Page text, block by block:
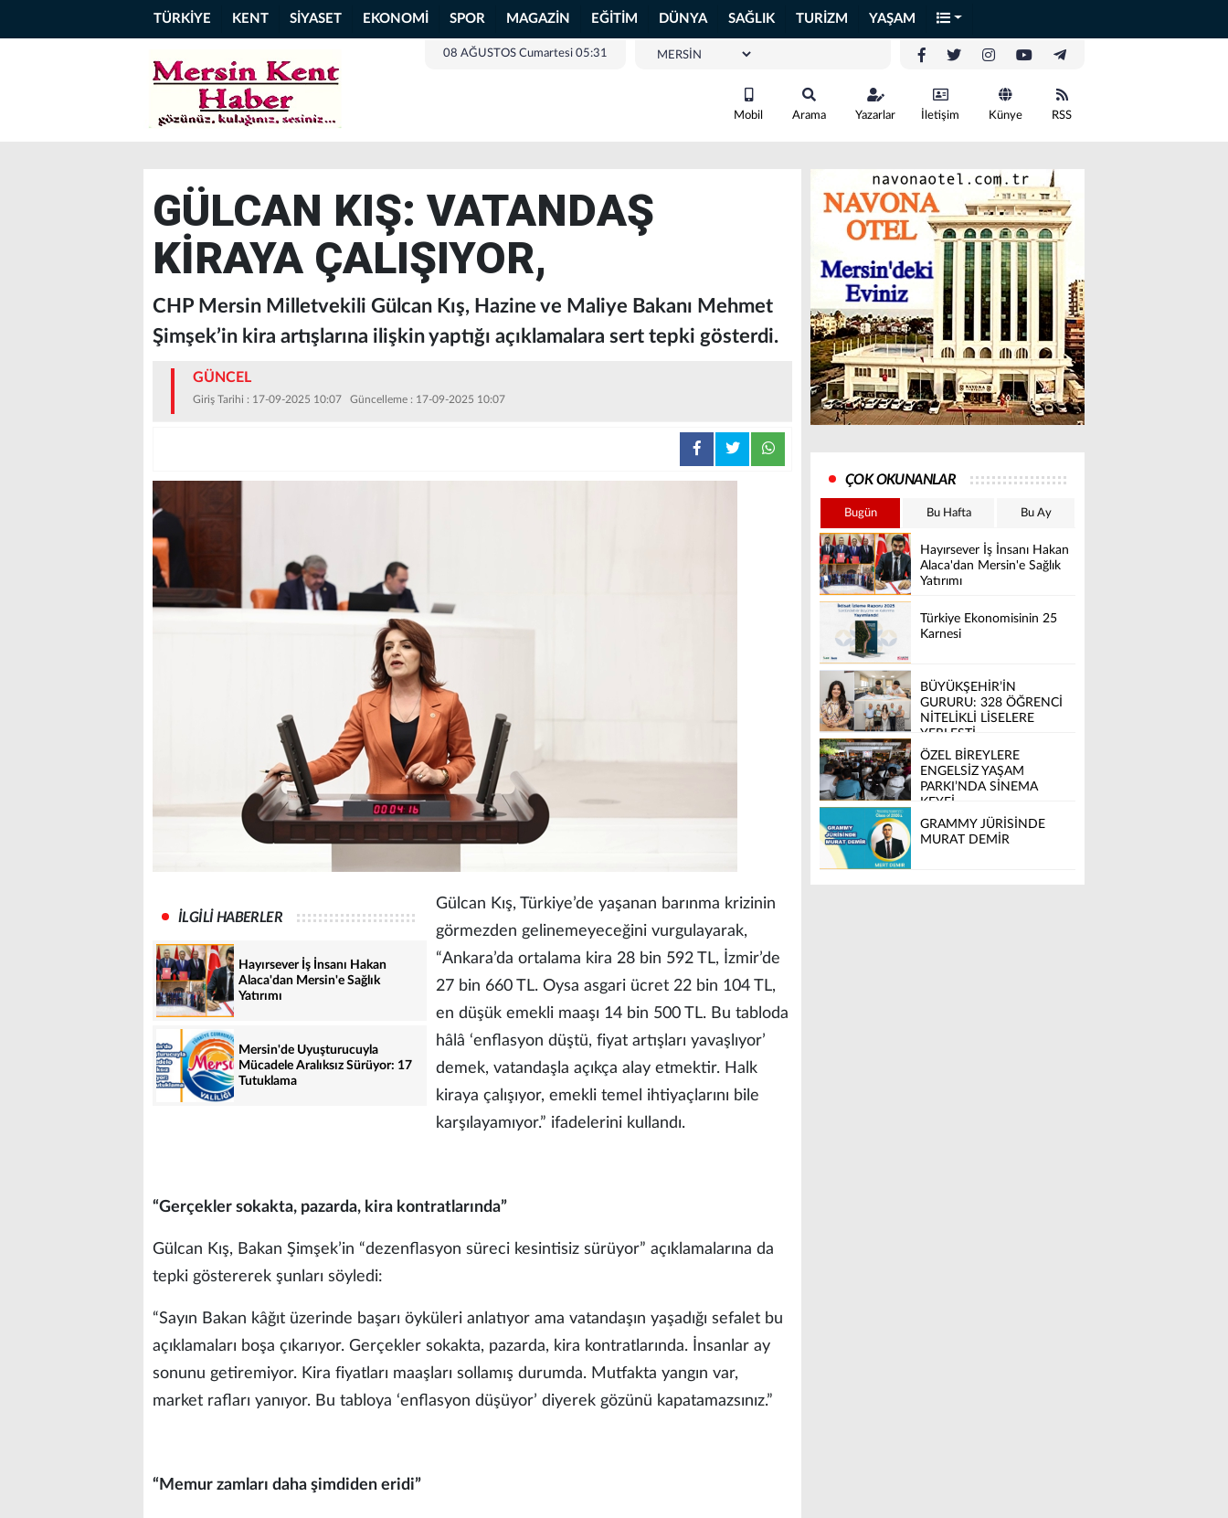
TÜRKİYE KENT SİYASET EKONOMİ SPOR MAGAZİN EĞİTİM DÜNYA SAĞLIK TURİZM YAŞAM
08 AĞUSTOS Cumartesi 05:31
Mobil Arama Yazarlar İletişim Künye RSS
GÜLCAN KIŞ: VATANDAŞ
KİRAYA ÇALIŞIYOR,
CHP Mersin Milletvekili Gülcan Kış, Hazine ve Maliye Bakanı Mehmet
Şimşek’in kira artışlarına ilişkin yaptığı açıklamalara sert tepki gösterdi.
GÜNCEL
Giriş Tarihi : 17-09-2025 10:07 Güncelleme : 17-09-2025 10:07
İLGİLİ HABERLER
Hayırsever İş İnsanı Hakan
Alaca'dan Mersin'e Sağlık
Yatırımı
Mersin'de Uyuşturucuyla
Mücadele Aralıksız Sürüyor: 17
Tutuklama
Gülcan Kış, Türkiye’de yaşanan barınma krizinin
görmezden gelinemeyeceğini vurgulayarak,
“Ankara’da ortalama kira 28 bin 592 TL, İzmir’de
27 bin 660 TL. Oysa asgari ücret 22 bin 104 TL,
en düşük emekli maaşı 14 bin 500 TL. Bu tabloda
hâlâ ‘enflasyon düştü, fiyat artışları yavaşlıyor’
demek, vatandaşla açıkça alay etmektir. Halk
kiraya çalışıyor, emekli temel ihtiyaçlarını bile
karşılayamıyor.” ifadelerini kullandı.
“Gerçekler sokakta, pazarda, kira kontratlarında”
Gülcan Kış, Bakan Şimşek’in “dezenflasyon süreci kesintisiz sürüyor” açıklamalarına da
tepki göstererek şunları söyledi:
“Sayın Bakan kâğıt üzerinde başarı öyküleri anlatıyor ama vatandaşın yaşadığı sefalet bu
açıklamaları boşa çıkarıyor. Gerçekler sokakta, pazarda, kira kontratlarında. İnsanlar ay
sonunu getiremiyor. Kira fiyatları maaşları sollamış durumda. Mutfakta yangın var,
market rafları yanıyor. Bu tabloya ‘enflasyon düşüyor’ diyerek gözünü kapatamazsınız.”
“Memur zamları daha şimdiden eridi”
ÇOK OKUNANLAR
Bugün Bu Hafta Bu Ay
Hayırsever İş İnsanı Hakan
Alaca'dan Mersin'e Sağlık
Yatırımı
Türkiye Ekonomisinin 25
Karnesi
BÜYÜKŞEHİR’İN
GURURU: 328 ÖĞRENCİ
NİTELİKLİ LİSELERE
YERLEŞTİ
ÖZEL BİREYLERE
ENGELSİZ YAŞAM
PARKI’NDA SİNEMA
KEYFİ
GRAMMY JÜRİSİNDE
MURAT DEMİR